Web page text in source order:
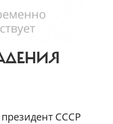
президент СССР